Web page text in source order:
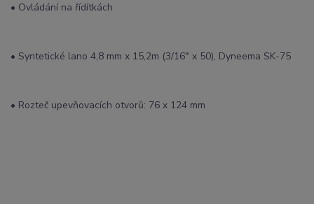
• Ovládání na řídítkách
• Syntetické lano 4,8 mm x 15,2m (3/16" x 50), Dyneema SK-75
• Rozteč upevňovacích otvorů: 76 x 124 mm